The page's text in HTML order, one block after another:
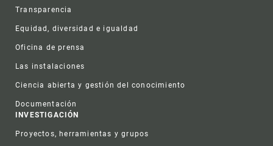
Transparencia
Equidad, diversidad e igualdad
Oficina de prensa
Las instalaciones
Ciencia abierta y gestión del conocimiento
Documentación
INVESTIGACIÓN
Proyectos, herramientas y grupos